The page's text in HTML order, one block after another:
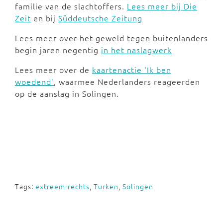
familie van de slachtoffers. Lees meer bij Die
Zeit en bij Süddeutsche Zeitung
Lees meer over het geweld tegen buitenlanders
begin jaren negentig in het naslagwerk
Lees meer over de kaartenactie 'Ik ben
woedend', waarmee Nederlanders reageerden
op de aanslag in Solingen.
Tags: extreem-rechts, Turken, Solingen